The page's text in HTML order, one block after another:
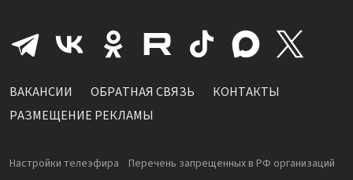
ВАКАНСИИ ОБРАТНАЯ СВЯЗЬ
КОНТАКТЫ
РАЗМЕЩЕНИЕ РЕКЛАМЫ
Настройки телеэфира
Перечень запрещенных в РФ организаций